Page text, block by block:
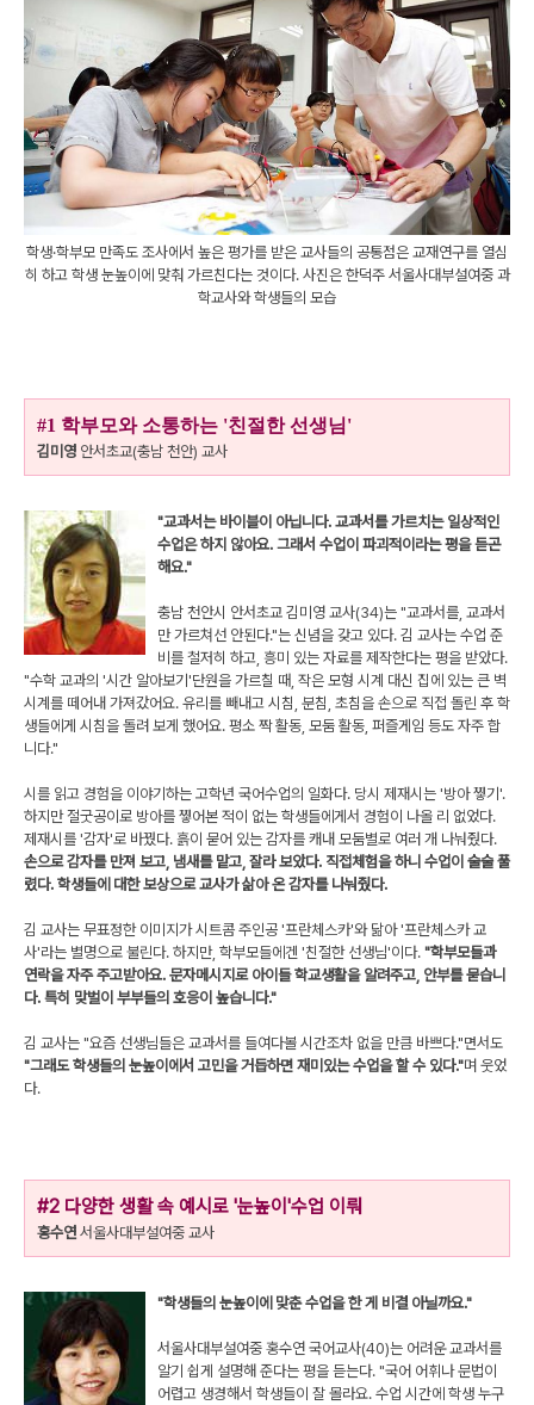
학생·학부모 만족도 조사에서 높은 평가를 받은 교사들의 공통점은 교재연구를 열심
히 하고 학생 눈높이에 맞춰 가르친다는 것이다. 사진은 한덕주 서울사대부설여중 과
학교사와 학생들의 모습
#1 학부모와 소통하는 '친절한 선생님'
김미영 안서초교(충남 천안) 교사
"교과서는 바이블이 아닙니다. 교과서를 가르치는 일상적인
수업은 하지 않아요. 그래서 수업이 파괴적이라는 평을 듣곤
해요."
충남 천안시 안서초교 김미영 교사(34)는 "교과서를, 교과서
만 가르쳐선 안된다."는 신념을 갖고 있다. 김 교사는 수업 준
비를 철저히 하고, 흥미 있는 자료를 제작한다는 평을 받았다.
"수학 교과의 '시간 알아보기'단원을 가르칠 때, 작은 모형 시계 대신 집에 있는 큰 벽
시계를 떼어내 가져갔어요. 유리를 빼내고 시침, 분침, 초침을 손으로 직접 돌린 후 학
생들에게 시침을 돌려 보게 했어요. 평소 짝 활동, 모둠 활동, 퍼즐게임 등도 자주 합
니다."
시를 읽고 경험을 이야기하는 고학년 국어수업의 일화다. 당시 제재시는 '방아 찧기'.
하지만 절굿공이로 방아를 찧어본 적이 없는 학생들에게서 경험이 나올 리 없었다.
제재시를 '감자'로 바꿨다. 흙이 묻어 있는 감자를 캐내 모둠별로 여러 개 나눠줬다.
손으로 감자를 만져 보고, 냄새를 맡고, 잘라 보았다. 직접체험을 하니 수업이 술술 풀
렸다. 학생들에 대한 보상으로 교사가 삶아 온 감자를 나눠줬다.
김 교사는 무표정한 이미지가 시트콤 주인공 '프란체스카'와 닮아 '프란체스카 교
사'라는 별명으로 불린다. 하지만, 학부모들에겐 '친절한 선생님'이다. "학부모들과
연락을 자주 주고받아요. 문자메시지로 아이들 학교생활을 알려주고, 안부를 묻습니
다. 특히 맞벌이 부부들의 호응이 높습니다."
김 교사는 "요즘 선생님들은 교과서를 들여다볼 시간조차 없을 만큼 바쁘다."면서도
"그래도 학생들의 눈높이에서 고민을 거듭하면 재미있는 수업을 할 수 있다."며 웃었
다.
#2 다양한 생활 속 예시로 '눈높이'수업 이뤄
홍수연 서울사대부설여중 교사
"학생들의 눈높이에 맞춘 수업을 한 게 비결 아닐까요."
서울사대부설여중 홍수연 국어교사(40)는 어려운 교과서를
알기 쉽게 설명해 준다는 평을 듣는다. "국어 어휘나 문법이
어렵고 생경해서 학생들이 잘 몰라요. 수업 시간에 학생 누구